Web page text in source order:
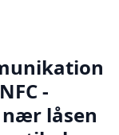
-
låsen